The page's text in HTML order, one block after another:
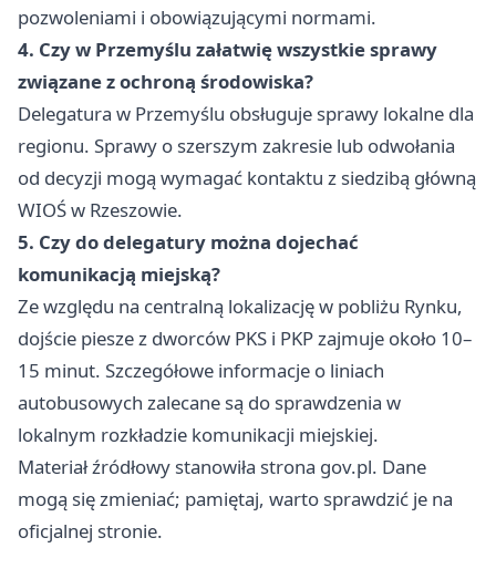
pozwoleniami i obowiązującymi normami.
4. Czy w Przemyślu załatwię wszystkie sprawy
związane z ochroną środowiska?
Delegatura w Przemyślu obsługuje sprawy lokalne dla
regionu. Sprawy o szerszym zakresie lub odwołania
od decyzji mogą wymagać kontaktu z siedzibą główną
WIOŚ w Rzeszowie.
5. Czy do delegatury można dojechać
komunikacją miejską?
Ze względu na centralną lokalizację w pobliżu Rynku,
dojście piesze z dworców PKS i PKP zajmuje około 10–
15 minut. Szczegółowe informacje o liniach
autobusowych zalecane są do sprawdzenia w
lokalnym rozkładzie komunikacji miejskiej.
Materiał źródłowy stanowiła strona gov.pl. Dane
mogą się zmieniać; pamiętaj, warto sprawdzić je na
oficjalnej stronie.